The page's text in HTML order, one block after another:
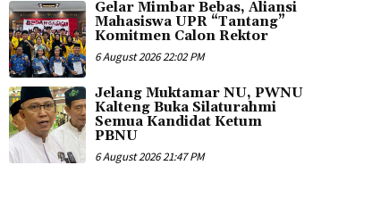
Gelar Mimbar Bebas, Aliansi
Mahasiswa UPR “Tantang”
Komitmen Calon Rektor
6 August 2026 22:02 PM
Jelang Muktamar NU, PWNU
Kalteng Buka Silaturahmi
Semua Kandidat Ketum
PBNU
6 August 2026 21:47 PM